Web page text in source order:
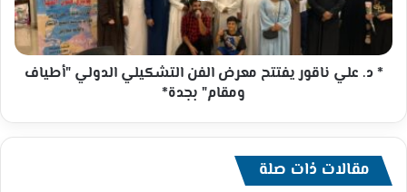
الفن
التشكيلي
الدولي
"أطياف
* د. علي ناقور يفتتح معرض الفن التشكيلي الدولي "أطياف
ومقام" بجدة*
مقالات ذات صلة